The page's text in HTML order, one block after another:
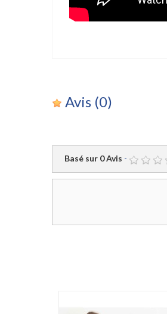
Avis (0)
Basé sur 0Avis -